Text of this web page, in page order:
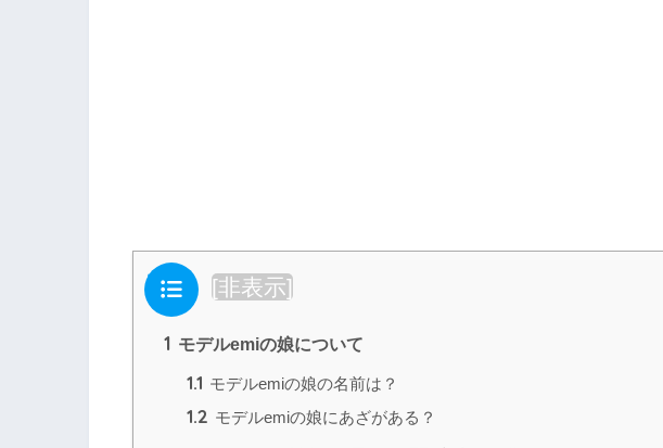
目次 [非表示]
1 モデルemiの娘について
1.1 モデルemiの娘の名前は？
1.2 モデルemiの娘にあざがある？